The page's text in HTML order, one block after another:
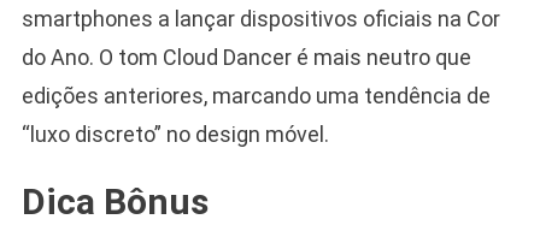
smartphones a lançar dispositivos oficiais na Cor
do Ano. O tom Cloud Dancer é mais neutro que
edições anteriores, marcando uma tendência de
“luxo discreto” no design móvel.
Dica Bônus